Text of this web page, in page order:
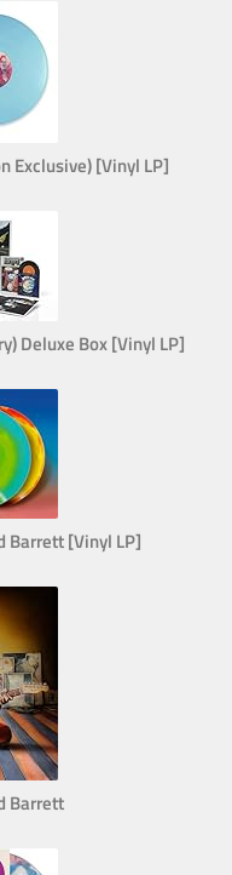
Exclusive) [Vinyl LP]
Deluxe Box [Vinyl LP]
Barrett [Vinyl LP]
Barrett